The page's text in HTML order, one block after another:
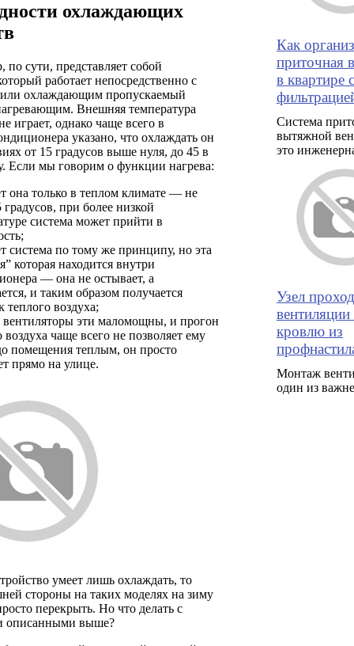
охлаждающих
сути, представляет собой
работает непосредственно с
или охлаждающим пропускаемый
Внешняя температура
играет, однако чаще всего в
указано, что охлаждать он
от 15 градусов выше нуля, до 45 в
Если мы говорим о функции нагрева:
она только в теплом климате — не
при более низкой
система может прийти в
система по тому же принципу, но эта
которая находится внутри
— она не остывает, а
и таким образом получается
теплого воздуха;
вентиляторы эти маломощны, и прогон
воздуха чаще всего не позволяет ему
помещения теплым, он просто
прямо на улице.
умеет лишь охлаждать, то
стороны на таких моделях на зиму
перекрыть. Но что делать с
описанными выше?
Как
приточная
в квартире с
Система
вытяжной
это
Узел
вентиляции
кровлю из
Монтаж
один из